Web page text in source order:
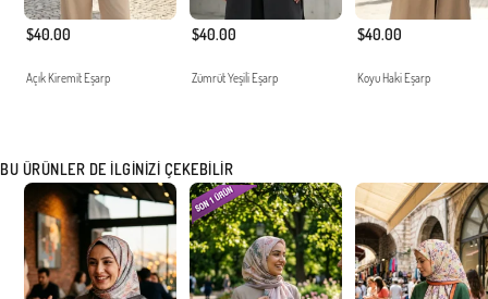
$40.00
Açık Kiremit Eşarp
$40.00
Zümrüt Yeşili Eşarp
$40.00
Koyu Haki Eşarp
BU ÜRÜNLER DE İLGINIZI ÇEKEBILIR